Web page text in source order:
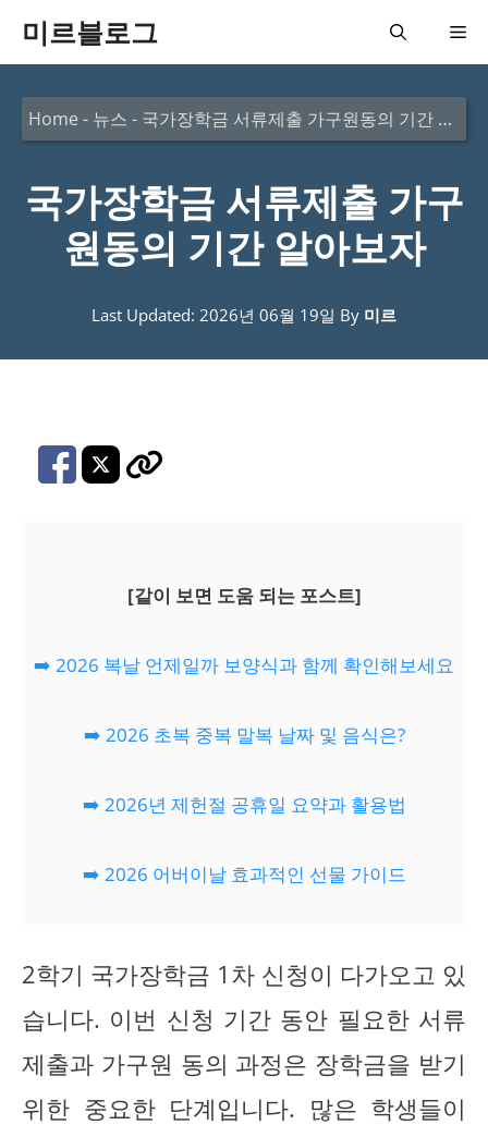
미르블로그 메
뉴
Home - 뉴스 - 국가장학금 서류제출 가구원동의 기간 알아보자
국가장학금 서류제출 가구
원동의 기간 알아보자
Last Updated: 2026년 06월 19일 By 미르
[같이 보면 도움 되는 포스트]
➡️ 2026 복날 언제일까 보양식과 함께 확인해보세요
➡️ 2026 초복 중복 말복 날짜 및 음식은?
➡️ 2026년 제헌절 공휴일 요약과 활용법
➡️ 2026 어버이날 효과적인 선물 가이드
2학기 국가장학금 1차 신청이 다가오고 있
습니다. 이번 신청 기간 동안 필요한 서류
제출과 가구원 동의 과정은 장학금을 받기
위한 중요한 단계입니다. 많은 학생들이